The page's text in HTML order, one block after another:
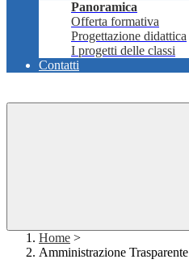
Panoramica
Offerta formativa
Progettazione didattica
I progetti delle classi
Contatti
Home >
Amministrazione Trasparente